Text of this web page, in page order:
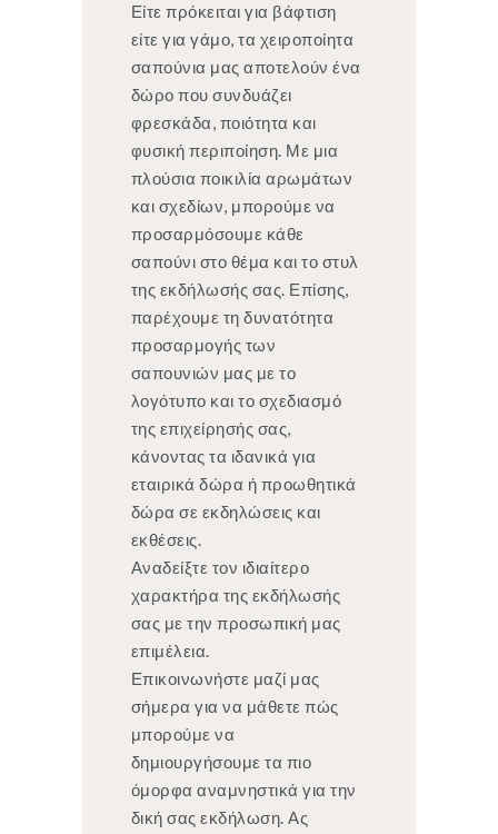
Είτε πρόκειται για βάφτιση
είτε για γάμο, τα χειροποίητα
σαπούνια μας αποτελούν ένα
δώρο που συνδυάζει
φρεσκάδα, ποιότητα και
φυσική περιποίηση. Με μια
πλούσια ποικιλία αρωμάτων
και σχεδίων, μπορούμε να
προσαρμόσουμε κάθε
σαπούνι στο θέμα και το στυλ
της εκδήλωσής σας. Επίσης,
παρέχουμε τη δυνατότητα
προσαρμογής των
σαπουνιών μας με το
λογότυπο και το σχεδιασμό
της επιχείρησής σας,
κάνοντας τα ιδανικά για
εταιρικά δώρα ή προωθητικά
δώρα σε εκδηλώσεις και
εκθέσεις.
Αναδείξτε τον ιδιαίτερο
χαρακτήρα της εκδήλωσής
σας με την προσωπική μας
επιμέλεια.
Επικοινωνήστε μαζί μας
σήμερα για να μάθετε πώς
μπορούμε να
δημιουργήσουμε τα πιο
όμορφα αναμνηστικά για την
δική σας εκδήλωση. Ας